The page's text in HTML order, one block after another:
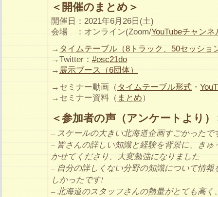
＜開催のまとめ＞
開催日：2021年6月26日(土)
会場 ：オンライン(Zoom/YouTubeチャンネ
→ タイムテーブル（8トラック、50セッショ
→Twitter： #osc21do
→ 展示ブース（6団体）
→セミナー動画（ タイムテーブル形式 ・
→セミナー資料（ まとめ）
＜参加者の声（アンケートより）
– スケールの大きい北海道企画すごかったで
– 皆さんの詳しい知識と経験を背景に、き
かせてくださり、大変勉強になりました
– 自分の詳しくない分野の知識について情
しかったです!
– 北海道のスタッフさんの熱量がとても高